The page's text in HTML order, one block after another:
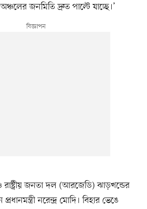
জনমিতি দ্রুত পাল্টে যাচ্ছে।’
জনতা দল (আরজেডি) ঝাড়খন্ডের
নরেন্দ্র মোদি। বিহার ভেঙে